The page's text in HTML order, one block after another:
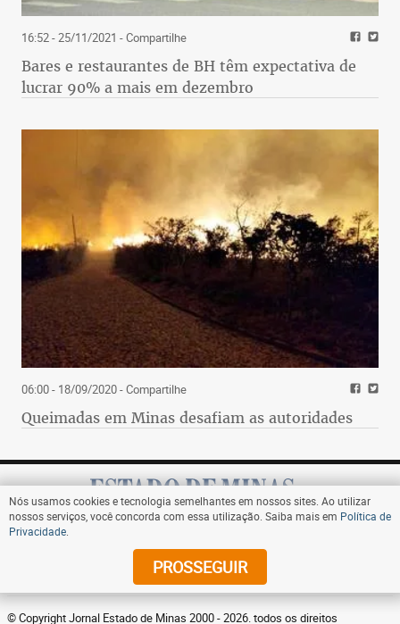
16:52 - 25/11/2021 - Compartilhe
Bares e restaurantes de BH têm expectativa de
lucrar 90% a mais em dezembro
06:00 - 18/09/2020- Compartilhe
Queimadas em Minas desafiam as autoridades
Assine
© Copyright Jornal Estado de Minas 2000 - 2026. todos os direitos
Nós usamos cookies e tecnologia semelhantes em nossos sites. Ao utilizar
nossos serviços, você concorda com essa utilização. Saiba mais em Política de
Privacidade
PROSSEGUIR